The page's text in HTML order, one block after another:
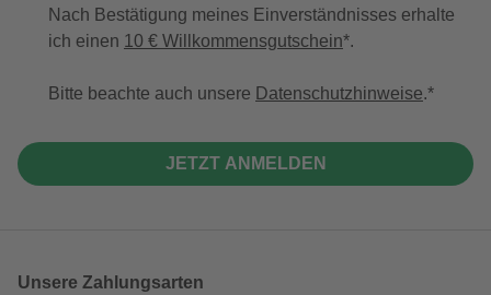
Nach Bestätigung meines Einverständnisses erhalte
ich einen 10 € Willkommensgutschein*.
Bitte beachte auch unsere Datenschutzhinweise.
JETZT ANMELDEN
Unsere Zahlungsarten